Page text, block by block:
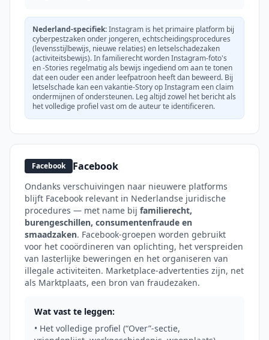
Nederland-specifiek:Instagram is het primaire platform bij
cyberpestzaken onder jongeren, echtscheidingsprocedures
(levensstijlbewijs, nieuwe relaties) en letselschadezaken
(activiteitsbewijs). In familierecht worden Instagram-foto's
en -Stories regelmatig als bewijs ingediend om aan te tonen
dat een ouder een ander leefpatroon heeft dan beweerd. Bij
letselschade kan een vakantie-Story op Instagram een claim
ondermijnen of ondersteunen. Leg altijd zowel het bericht als
het volledige profiel vast om de auteur te identificeren.
Facebook Facebook
Ondanks verschuivingen naar nieuwere platforms
blijft Facebook relevant in Nederlandse juridische
procedures — met name bij familierecht,
burengeschillen, consumentenfraude en
smaadzaken. Facebook-groepen worden gebruikt
voor het cooördineren van oplichting, het verspreiden
van lasterlijke beweringen en het organiseren van
illegale activiteiten. Marketplace-advertenties zijn, net
als Marktplaats, een bron van fraudezaken.
Wat vast te leggen:
• Het volledige profiel (“Over”-sectie,